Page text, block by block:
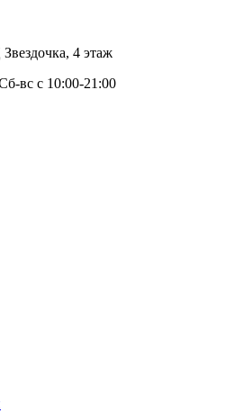
4 этаж
вс с 10:00-21:00